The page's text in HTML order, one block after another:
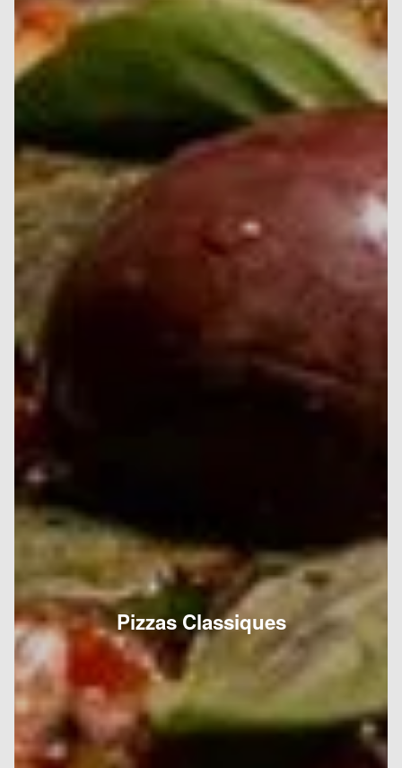
Pizzas Classiques